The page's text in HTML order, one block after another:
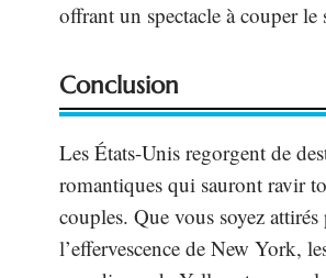
offrant un spectacle à couper le
Conclusion
Les États-Unis regorgent de
romantiques qui sauront ravir
couples. Que vous soyez attirés
l’effervescence de New York,